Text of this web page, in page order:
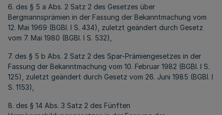
6. des § 5 a Abs. 2 Satz 2 des Gesetzes über
Bergmannsprämien in der Fassung der Bekanntmachung vom
12. Mai 1969 (BGBl. I S. 434), zuletzt geändert durch Gesetz
vom 7. Mai 1980 (BGBl. I S. 532),
7. des § 5 b Abs. 2 Satz 2 des Spar-Prämiengesetzes in der
Fassung der Bekanntmachung vom 10. Februar 1982 (BGBl. I S.
125), zuletzt geändert durch Gesetz vom 26. Juni 1985 (BGBl. I
S. 1153),
8. des § 14 Abs. 3 Satz 2 des Fünften